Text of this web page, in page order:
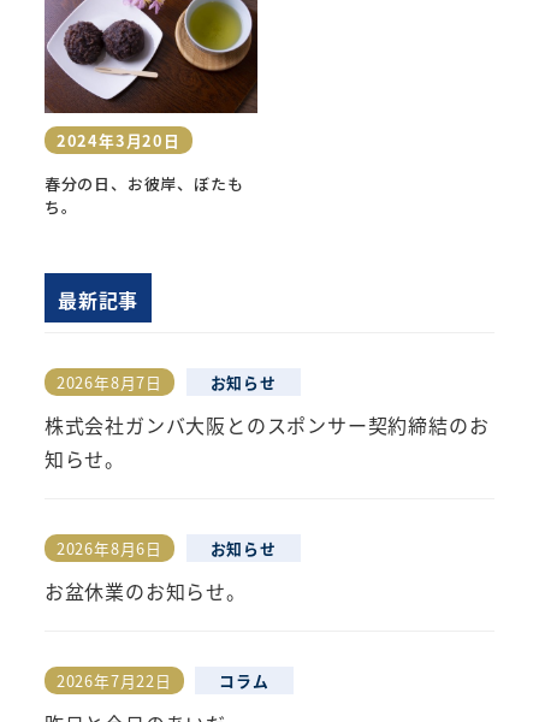
春分の日、お彼岸、ぼたも
ち。
投稿日
2024年3月20日
最新記事
株式会社ガンバ大阪とのスポンサー契約締結のお
知らせ。
投稿日
2026年8月7日 お知らせ
お盆休業のお知らせ。
投稿日
2026年8月6日 お知らせ
投稿日
2026年7月22日 コラム